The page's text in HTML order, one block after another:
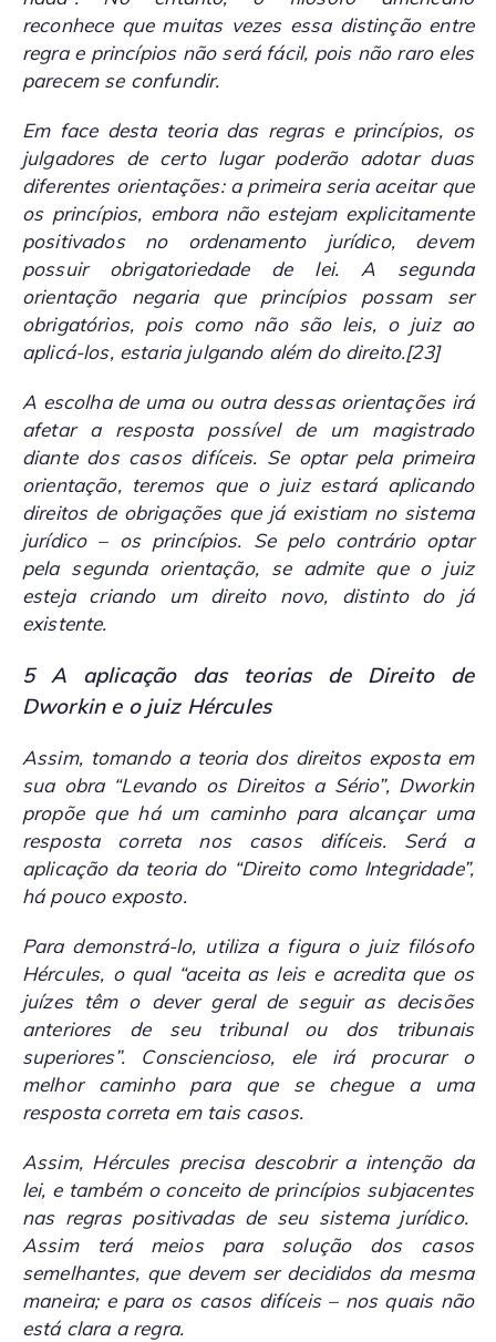
reconhece que muitas vezes essa distinção entre
regra e princípios não será fácil, pois não raro eles
parecem se confundir.
Em face desta teoria das regras e princípios, os
julgadores de certo lugar poderão adotar duas
diferentes orientações: a primeira seria aceitar que
os princípios, embora não estejam explicitamente
positivados no ordenamento jurídico, devem
possuir obrigatoriedade de lei. A segunda
orientação negaria que princípios possam ser
obrigatórios, pois como não são leis, o juiz ao
aplicá-los, estaria julgando além do direito.[23]
A escolha de uma ou outra dessas orientações irá
afetar a resposta possível de um magistrado
diante dos casos difíceis. Se optar pela primeira
orientação, teremos que o juiz estará aplicando
direitos de obrigações que já existiam no sistema
jurídico – os princípios. Se pelo contrário optar
pela segunda orientação, se admite que o juiz
esteja criando um direito novo, distinto do já
existente.
5 A aplicação das teorias de Direito de
Dworkin e o juiz Hércules
Assim, tomando a teoria dos direitos exposta em
sua obra “Levando os Direitos a Sério”, Dworkin
propõe que há um caminho para alcançar uma
resposta correta nos casos difíceis. Será a
aplicação da teoria do “Direito como Integridade”,
há pouco exposto.
Para demonstrá-lo, utiliza a figura o juiz filósofo
Hércules, o qual “aceita as leis e acredita que os
juízes têm o dever geral de seguir as decisões
anteriores de seu tribunal ou dos tribunais
superiores”. Consciencioso, ele irá procurar o
melhor caminho para que se chegue a uma
resposta correta em tais casos.
Assim, Hércules precisa descobrir a intenção da
lei, e também o conceito de princípios subjacentes
nas regras positivadas de seu sistema jurídico.
Assim terá meios para solução dos casos
semelhantes, que devem ser decididos da mesma
maneira; e para os casos difíceis – nos quais não
está clara a regra.